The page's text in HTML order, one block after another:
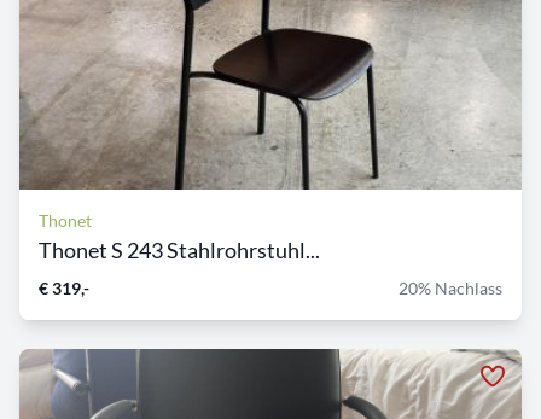
Thonet
Thonet S 243 Stahlrohrstuhl...
€ 319,- 20% Nachlass